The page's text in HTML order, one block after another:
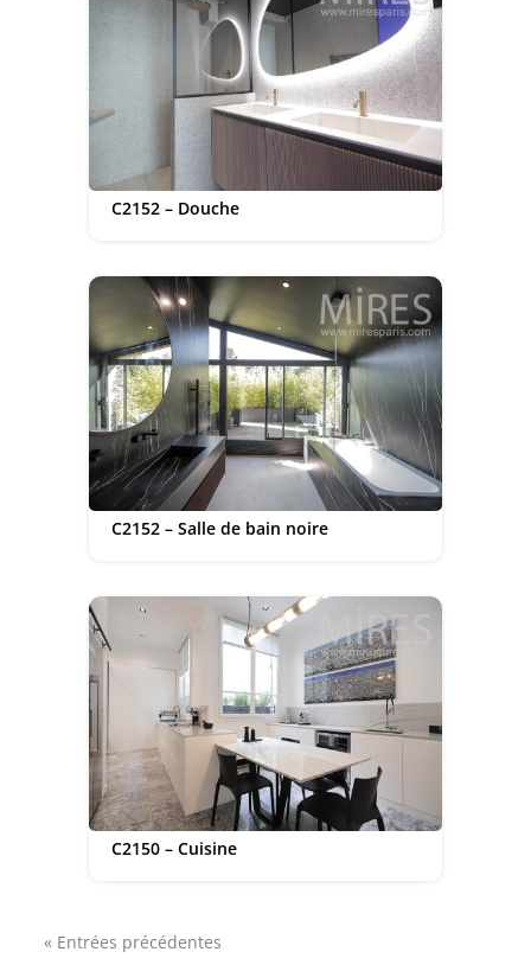
C2152 – Douche
C2152 – Salle de bain noire
C2150 – Cuisine
« Entrées précédentes